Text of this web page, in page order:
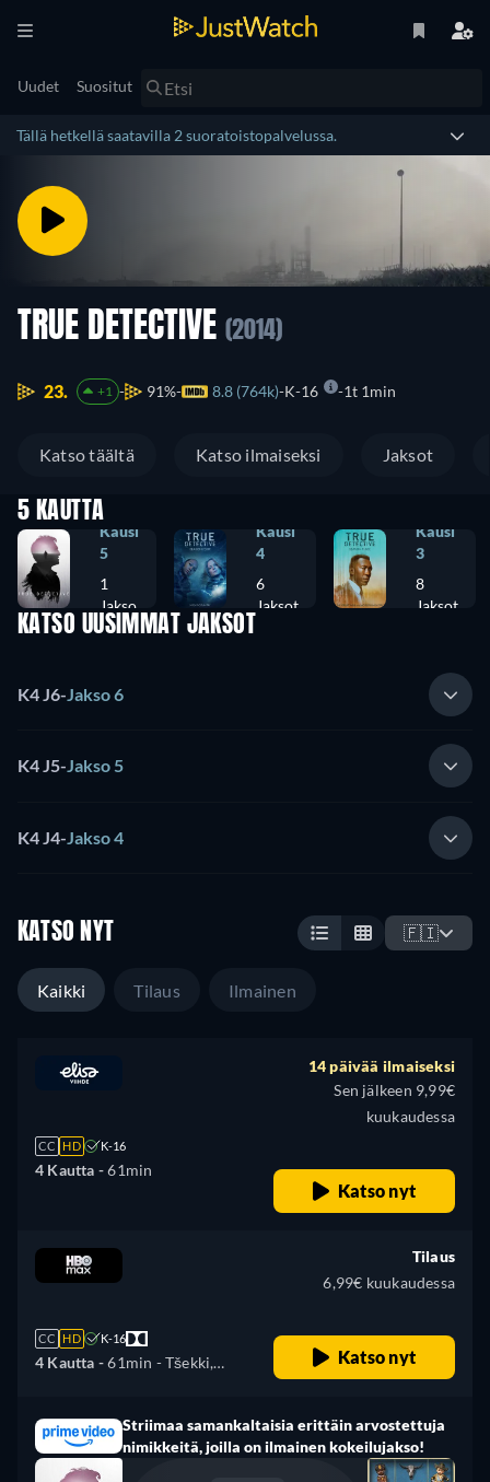
Uudet Suositut
Tällä hetkellä saatavilla 2 suoratoistopalvelussa.
TRUE DETECTIVE (2014)
23. +1 91% 8.8 (764k) K-16 1t 1min
Katso täältä Katso ilmaiseksi Jaksot
5 KAUTTA
Kausi
5
1
Jakso
Kausi
4
6
Jaksot
Kausi
3
8
Jaksot
KATSO UUSIMMAT JAKSOT
K4 J6- Jakso 6
K4 J5-Jakso 5
K4 J4- Jakso 4
KATSO NYT 🇫🇮
Kaikki Tilaus Ilmainen
CC HD K-16
4 Kautta -61min
14 päivää ilmaiseksi
Sen jälkeen 9,99€
kuukaudessa
Katso nyt
CC HD K-16
4 Kautta -61min - Tšekki,
Ranska, Unkari, Puola,
Slovakki
Tilaus
6,99€ kuukaudessa
Katso nyt
Striimaa samankaltaisia erittäin arvostettuja
nimikkeitä, joilla on ilmainen kokeilujakso!